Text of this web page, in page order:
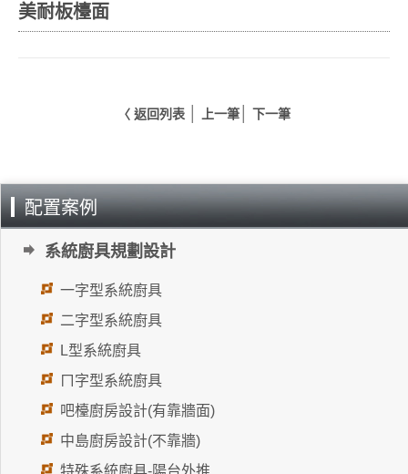
美耐板檯面
〈 返回列表 上一筆 下一筆
配置案例
系統廚具規劃設計
一字型系統廚具
二字型系統廚具
L型系統廚具
ㄇ字型系統廚具
吧檯廚房設計(有靠牆面)
中島廚房設計(不靠牆)